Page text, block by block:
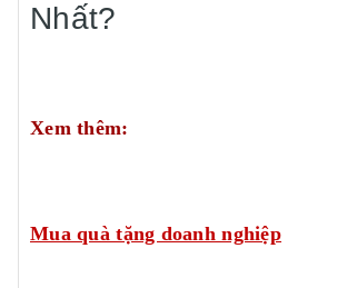
Nhất?
Xem thêm:
Mua quà tặng doanh nghiệp